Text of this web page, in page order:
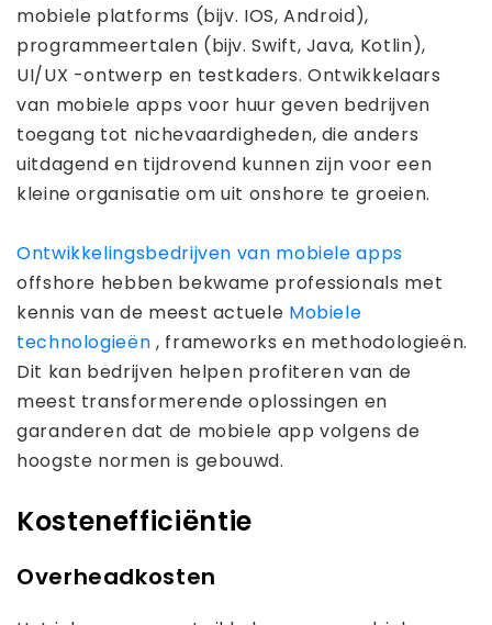
mobiele platforms (bijv. IOS, Android),
programmeertalen (bijv. Swift, Java, Kotlin),
UI/UX -ontwerp en testkaders. Ontwikkelaars
van mobiele apps voor huur geven bedrijven
toegang tot nichevaardigheden, die anders
uitdagend en tijdrovend kunnen zijn voor een
kleine organisatie om uit onshore te groeien.
Ontwikkelingsbedrijven van mobiele apps
offshore hebben bekwame professionals met
kennis van de meest actuele Mobiele
technologieën , frameworks en methodologieën.
Dit kan bedrijven helpen profiteren van de
meest transformerende oplossingen en
garanderen dat de mobiele app volgens de
hoogste normen is gebouwd.
Kostenefficiëntie
Overheadkosten